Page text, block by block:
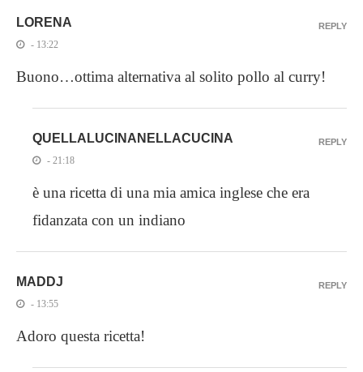
LORENA
- 13:22
Buono…ottima alternativa al solito pollo al curry!
REPLY
QUELLALUCINANELLACUCINA
- 21:18
è una ricetta di una mia amica inglese che era
fidanzata con un indiano
REPLY
MADDJ
- 13:55
Adoro questa ricetta!
REPLY